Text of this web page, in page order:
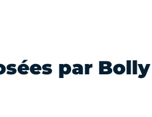
par Bolly